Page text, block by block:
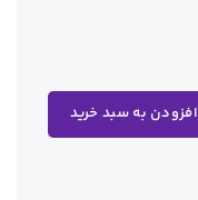
افزودن به سبد خرید